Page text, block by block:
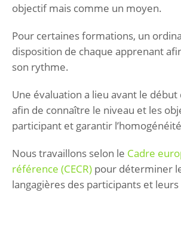
objectif mais comme un moyen.
Pour certaines formations, un
disposition de chaque apprenant afin
son rythme.
Une évaluation a lieu avant le
afin de connaître le niveau et les
participant et garantir
Nous travaillons selon le Cadre
référence (CECR) pour déterminer
langagières des participants et